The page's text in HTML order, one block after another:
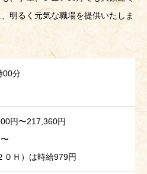
明るく元気な職場を提供いたしま
00分
円〜217,360円
Ｈ）は時給979円